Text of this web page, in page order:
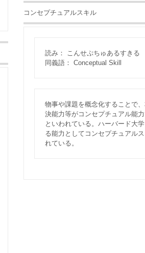
コンセプチュアルスキル
読み： こんせぷちゅあるすきる
同義語： Conceptual Skill
物事や課題を概念化することで
決能力等がコンセプチュアル能
といわれている。ハーバード大
る能力としてコンセプチュアル
れている。